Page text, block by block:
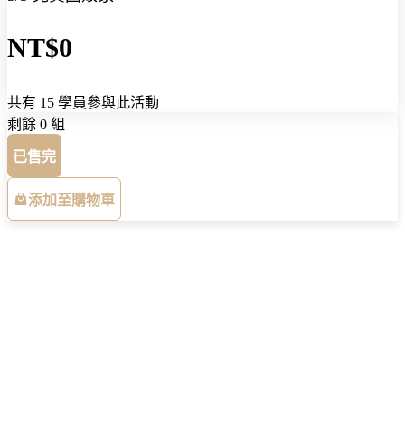
NT$0
共有 15 學員參與此活動
剩餘 0 組
已售完
添加至購物車